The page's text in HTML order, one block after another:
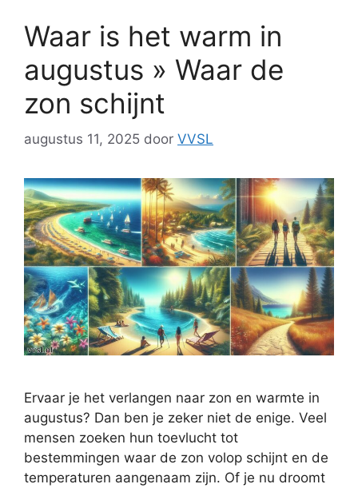
Waar is het warm in
augustus » Waar de
zon schijnt
augustus 11, 2025 door VVSL
Ervaar je het verlangen naar zon en warmte in
augustus? Dan ben je zeker niet de enige. Veel
mensen zoeken hun toevlucht tot
bestemmingen waar de zon volop schijnt en de
temperaturen aangenaam zijn. Of je nu droomt